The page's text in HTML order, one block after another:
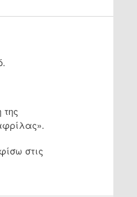
στις